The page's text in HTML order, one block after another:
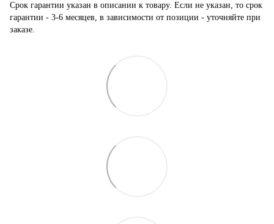
Срок гарантии указан в описании к товару. Если не указан, то срок
гарантии - 3-6 месяцев, в зависимости от позиции - уточняйте при
заказе.